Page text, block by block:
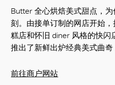
Butter 全心烘焙美式甜点，
刻。由接单订制的网店开始
糕店和怀旧 diner 风格的快闪
推出了新鲜出炉经典美式曲奇
前往商户网站